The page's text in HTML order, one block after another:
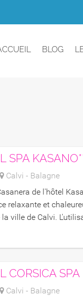
BLOG
SPA
Calvi - Balagne
de l'hôtel
relaxante et
ville de Calvi.
CORSICA SPA
Calvi - Balagne